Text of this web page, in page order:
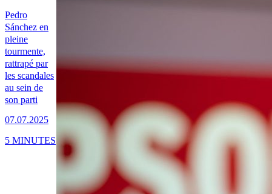
Pedro
Sánchez en
pleine
tourmente,
rattrapé par
les scandales
au sein de
son parti
07.07.2025
5 MINUTES